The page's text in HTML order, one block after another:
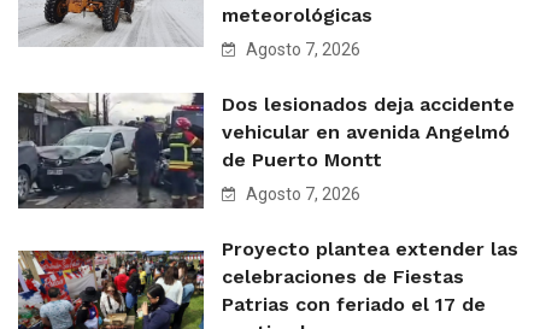
meteorológicas
Agosto 7, 2026
Dos lesionados deja accidente
vehicular en avenida Angelmó
de Puerto Montt
Agosto 7, 2026
Proyecto plantea extender las
celebraciones de Fiestas
Patrias con feriado el 17 de